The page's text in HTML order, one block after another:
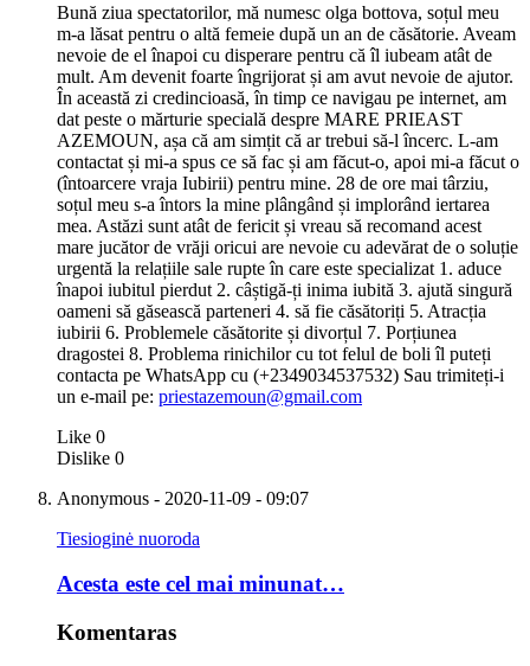
Bună ziua spectatorilor, mă numesc olga bottova, soțul meu
m-a lăsat pentru o altă femeie după un an de căsătorie. Aveam
nevoie de el înapoi cu disperare pentru că îl iubeam atât de
mult. Am devenit foarte îngrijorat și am avut nevoie de ajutor.
În această zi credincioasă, în timp ce navigau pe internet, am
dat peste o mărturie specială despre MARE PRIEAST
AZEMOUN, așa că am simțit că ar trebui să-l încerc. L-am
contactat și mi-a spus ce să fac și am făcut-o, apoi mi-a făcut o
(întoarcere vraja Iubirii) pentru mine. 28 de ore mai târziu,
soțul meu s-a întors la mine plângând și implorând iertarea
mea. Astăzi sunt atât de fericit și vreau să recomand acest
mare jucător de vrăji oricui are nevoie cu adevărat de o soluție
urgentă la relațiile sale rupte în care este specializat 1. aduce
înapoi iubitul pierdut 2. câștigă-ți inima iubită 3. ajută singură
oameni să găsească parteneri 4. să fie căsătoriți 5. Atracția
iubirii 6. Problemele căsătorite și divorțul 7. Porțiunea
dragostei 8. Problema rinichilor cu tot felul de boli îl puteți
contacta pe WhatsApp cu (+2349034537532) Sau trimiteți-i
un e-mail pe: priestazemoun@gmail.com
Like 0
Dislike 0
Anonymous - 2020-11-09 - 09:07
Tiesioginė nuoroda
Acesta este cel mai minunat…
Komentaras